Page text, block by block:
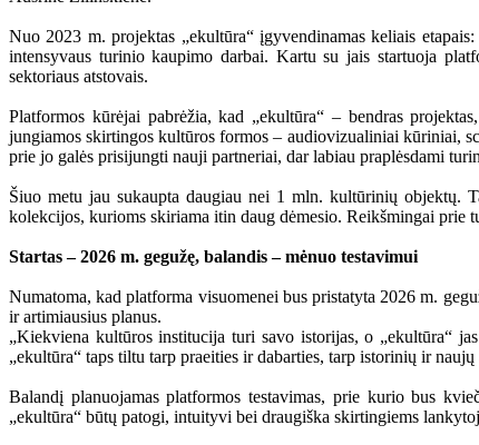
Nuo 2023 m. projektas „ekultūra“ įgyvendinamas keliais
intensyvaus turinio kaupimo darbai. Kartu su jais startuoja
sektoriaus atstovais.
Platformos kūrėjai pabrėžia, kad „ekultūra“ – bendras
jungiamos skirtingos kultūros formos – audiovizualiniai kūriniai,
prie jo galės prisijungti nauji partneriai, dar labiau praplėsdami
Šiuo metu jau sukaupta daugiau nei 1 mln. kultūrinių objektų.
kolekcijos, kurioms skiriama itin daug dėmesio. Reikšmingai prie
Startas – 2026 m. gegužę, balandis – mėnuo testavimui
Numatoma, kad platforma visuomenei bus pristatyta 2026 m.
ir artimiausius planus.
„Kiekviena kultūros institucija turi savo istorijas, o „ekultūra“
„ekultūra“ taps tiltu tarp praeities ir dabarties, tarp istorinių ir
Balandį planuojamas platformos testavimas, prie kurio bus
„ekultūra“ būtų patogi, intuityvi bei draugiška skirtingiems